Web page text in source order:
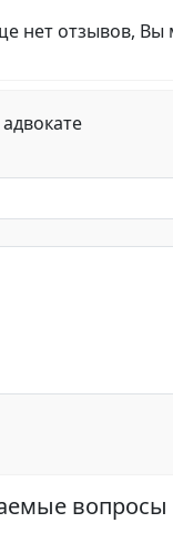
нет отзывов,
вопросы